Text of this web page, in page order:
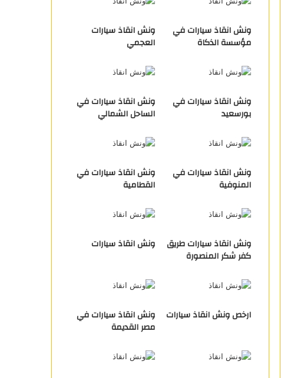
ونش انقاذ سيارات في
مؤسسة الذكاة
ونش انقاذ سيارات
العجمي
ونش انقاذ سيارات في
بورسعيد
ونش انقاذ سيارات في
الساحل الشمالي
ونش انقاذ سيارات في
المنوفية
ونش انقاذ سيارات في
القطامية
ونش انقاذ سيارات طريق
كفر شكر المنصورة
ونش انقاذ سيارات
ارخص ونش انقاذ سيارات
ونش انقاذ سيارات في
مصر القديمة